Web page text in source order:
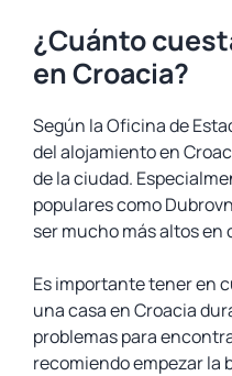
¿Cuánto
en Croacia?
Según la Oficina de
del alojamiento en
de la ciudad.
populares como
ser mucho más altos
Es importante tener en
una casa en Croacia
problemas para
recomiendo empezar la